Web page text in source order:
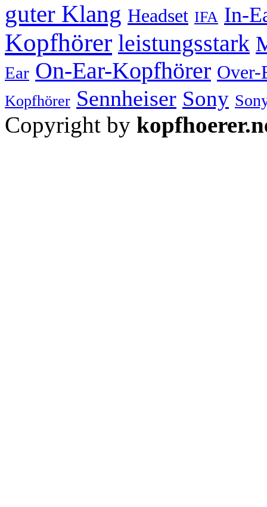
guter Klang Headset IFA In-
Kopfhörer leistungsstark
Ear On-Ear-Kopfhörer Over-
Kopfhörer Sennheiser Sony
Copyright by